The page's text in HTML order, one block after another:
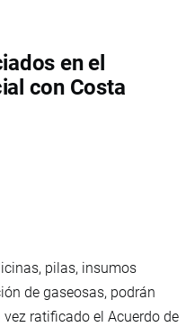
en el
con Costa
pilas, insumos
de gaseosas, podrán
ratificado el Acuerdo de